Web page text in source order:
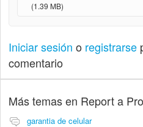
(1.39 MB)
Iniciar sesión o registrarse
comentario
Más temas en Report a
garantia de celular